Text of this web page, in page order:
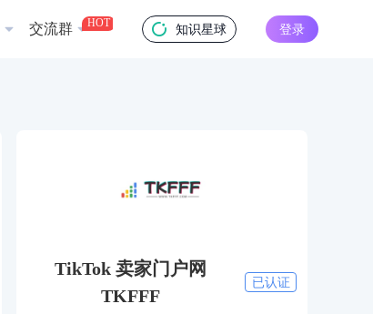
交流群 HOT 知识星球 登录
TikTok 卖家门户网
TKFFF
已认证